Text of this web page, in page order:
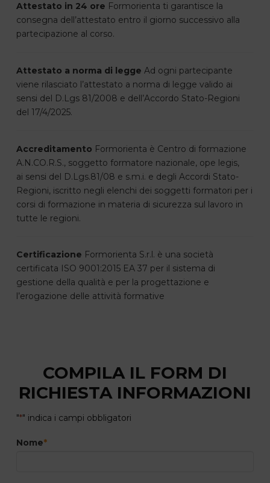
Attestato in 24 ore Formorienta ti garantisce la
consegna dell’attestato entro il giorno successivo alla
partecipazione al corso.
Attestato a norma di legge Ad ogni partecipante
viene rilasciato l’attestato a norma di legge valido ai
sensi del D.Lgs 81/2008 e dell’Accordo Stato-Regioni
del 17/4/2025.
Accreditamento Formorienta è Centro di formazione
A.N.CO.R.S., soggetto formatore nazionale, ope legis,
ai sensi del D.Lgs.81/08 e s.m.i. e degli Accordi Stato-
Regioni, iscritto negli elenchi dei soggetti formatori per i
corsi di formazione in materia di sicurezza sul lavoro in
tutte le regioni.
Certificazione Formorienta S.r.l. è una società
certificata ISO 9001:2015 EA 37 per il sistema di
gestione della qualità e per la progettazione e
l’erogazione delle attività formative
COMPILA IL FORM DI
RICHIESTA INFORMAZIONI
"*" indica i campi obbligatori
Nome*